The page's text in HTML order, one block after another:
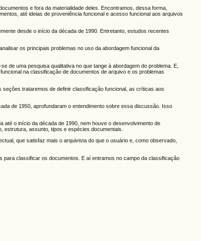
e fora da materialidade deles. Encontramos, dessa forma,
até ideias de proveniência funcional e acesso funcional aos arquivos
desde o início da década de 1990. Entretanto, estudos recentes
os principais problemas no uso da abordagem funcional da
de uma pesquisa qualitativa no que tange à abordagem do problema. E,
na classificação de documentos de arquivo e os problemas
trataremos de definir classificação funcional, as críticas aos
de 1950, aprofundaram o entendimento sobre essa discussão. Isso
até o início da década de 1990, nem houve o desenvolvimento de
assunto, tipos e espécies documentais.
que satisfaz mais o arquivista do que o usuário e, como observado,
classificar os documentos. E aí entramos no campo da classificação